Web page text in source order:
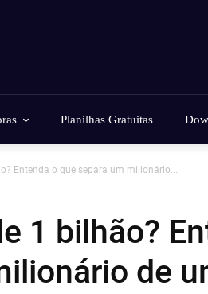
Planilhas Gratuitas
Entenda o que separa um milionário...
1 bilhão?
de